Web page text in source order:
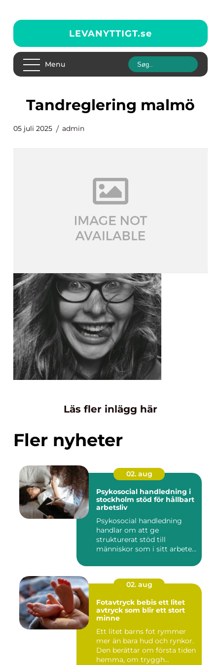
LEVANYTTIGT.se
Menu
tandreglering malmö
05 juli 2025 admin
Läs fler inlägg här
Fler nyheter
02. aug
Psykosocial handledning i
stockholm stöd för hållbart
arbetsliv
Psykosocial handledning
handlar om att ge
strukturerat stöd till
människor som i sitt arbete
02. aug
Fotavtryck bebis ett litet
avtryck som blir ett stort
minne
Ett litet barns fot rymmer
mer än bara hud och rynkor.
Den berättar om första tiden
hemma, om tryggh...